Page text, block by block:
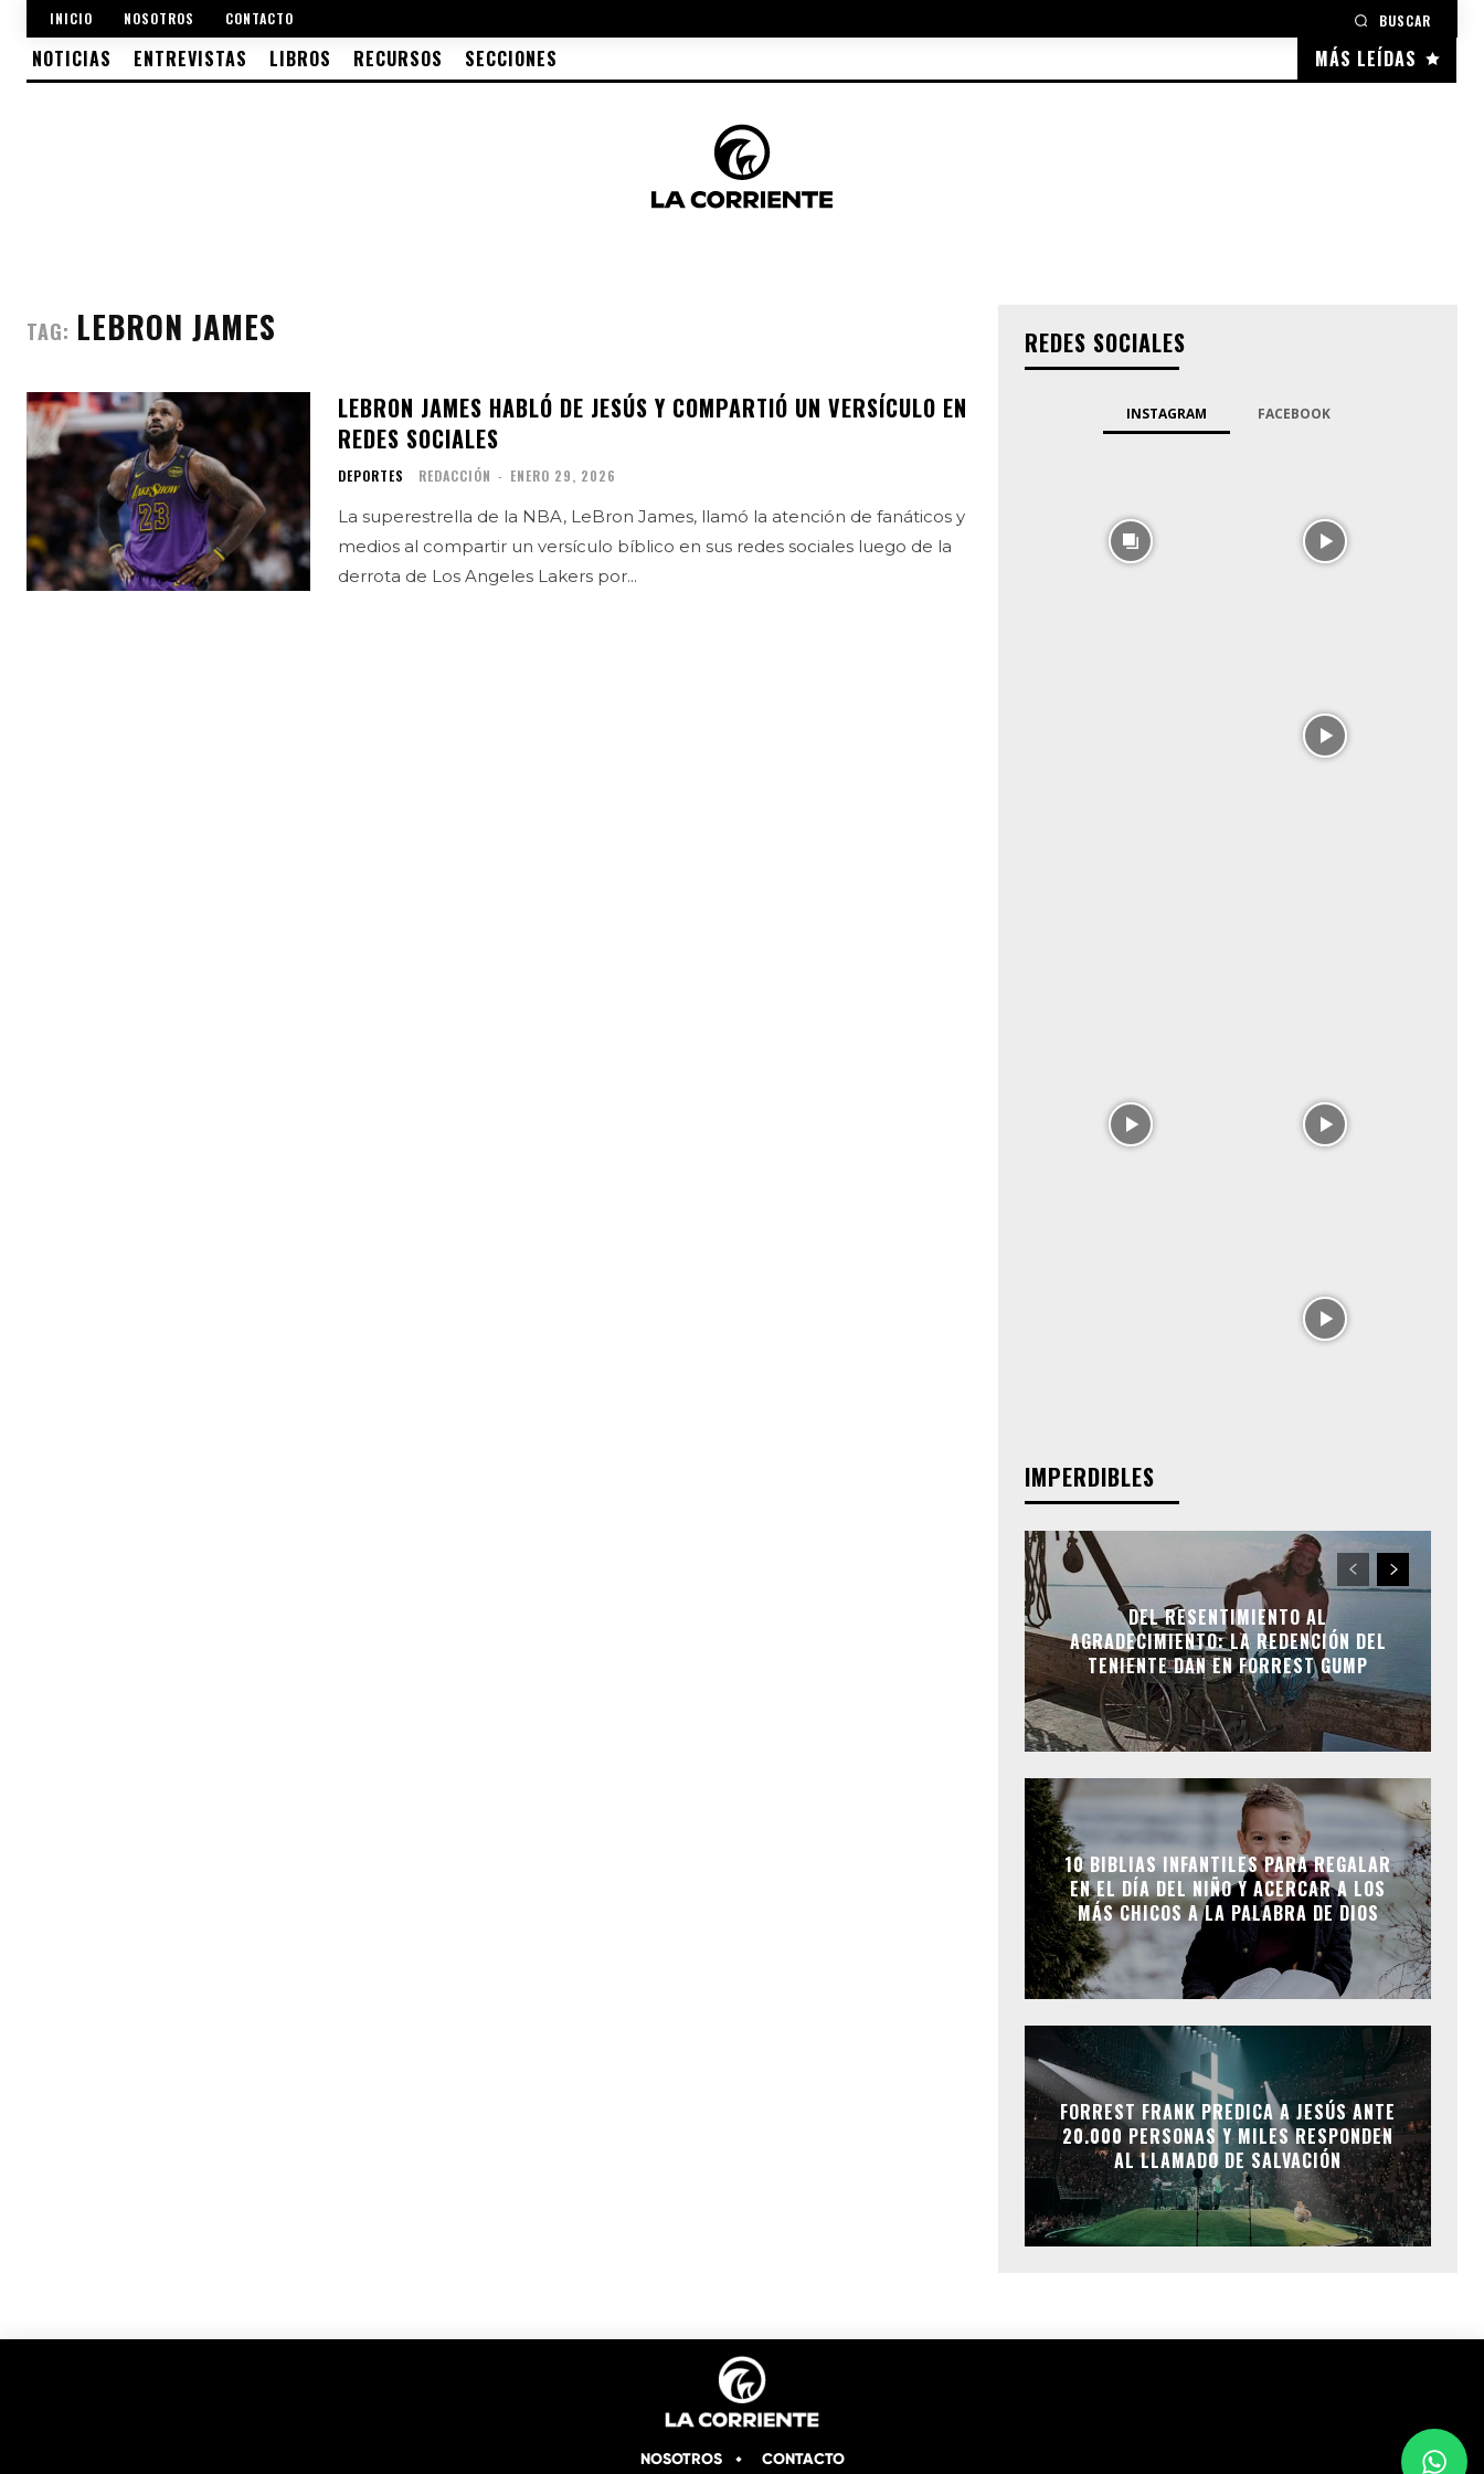
INICIO NOSOTROS CONTACTO BUSCAR
MÁS LEÍDAS
NOTICIAS ENTREVISTAS LIBROS RECURSOS SECCIONES
TAG: LEBRON JAMES
LEBRON JAMES HABLÓ DE JESÚS Y COMPARTIÓ UN VERSÍCULO EN
REDES SOCIALES
DEPORTES REDACCIÓN - ENERO 29, 2026
La superestrella de la NBA, LeBron James, llamó la atención de fanáticos y
medios al compartir un versículo bíblico en sus redes sociales luego de la
derrota de Los Angeles Lakers por...
REDES SOCIALES
INSTAGRAM FACEBOOK
IMPERDIBLES
DEL RESENTIMIENTO AL
AGRADECIMIENTO: LA REDENCIÓN DEL
TENIENTE DAN EN FORREST GUMP
10 BIBLIAS INFANTILES PARA REGALAR
EN EL DÍA DEL NIÑO Y ACERCAR A LOS
MÁS CHICOS A LA PALABRA DE DIOS
FORREST FRANK PREDICA A JESÚS ANTE
20.000 PERSONAS Y MILES RESPONDEN
AL LLAMADO DE SALVACIÓN
NOSOTROS CONTACTO